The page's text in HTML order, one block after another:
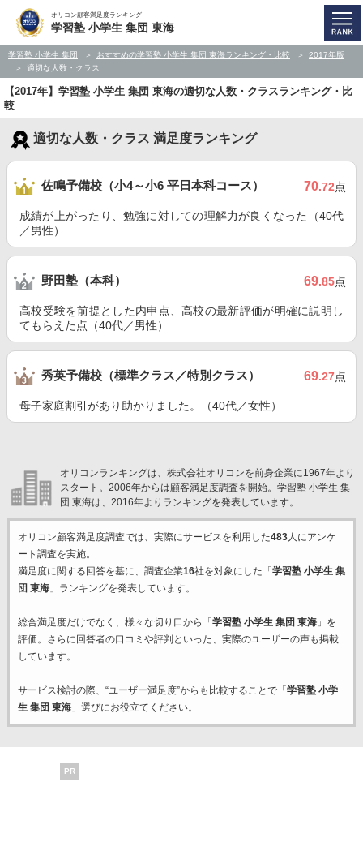
オリコン顧客満足度ランキング
学習塾 小学生 集団 東海
学習塾 小学生 集団 おすすめの学習塾 小学生 集団 東海ランキング・比較
2017年版
適切な人数・クラス
【2017年】学習塾 小学生 集団 東海の適切な人数・クラスランキング・比
較
適切な人数・クラス 満足度ランキング
佐鳴予備校（小4～小6 平日本科コース） 70.72点
成績が上がったり、勉強に対しての理解力が良くなった（40代
／男性）
野田塾（本科） 69.85点
高校受験を前提とした内申点、高校の最新評価が明確に説明し
てもらえた点（40代／男性）
秀英予備校（標準クラス／特別クラス） 69.27点
母子家庭割引があり助かりました。（40代／女性）
オリコンランキングは、株式会社オリコンを前身企業に1967年より
スタート。2006年からは顧客満足度調査を開始。学習塾 小学生 集
団 東海は、2016年よりランキングを発表しています。
オリコン顧客満足度調査では、実際にサービスを利用した483人にアンケ
ート調査を実施。
満足度に関する回答を基に、調査企業16社を対象にした「 学習塾 小学生 集
団 東海」ランキングを発表しています。
総合満足度だけでなく、様々な切り口から「 学習塾 小学生 集団 東海」を
評価。さらに回答者の口コミや評判といった、実際のユーザーの声も掲載
しています。
サービス検討の際、“ユーザー満足度”からも比較することで「 学習塾 小学
生 集団 東海」選びにお役立てください。
PR